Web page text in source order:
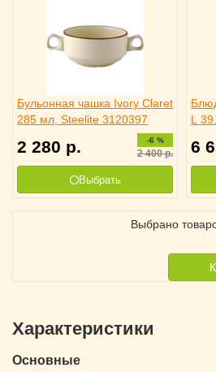
Бульонная чашка Ivory Claret
285 мл, Steelite 3120397
2 280 р. -6 %
2 400р.
Выбрать
L
6
Выбрано
Характеристики
Основные